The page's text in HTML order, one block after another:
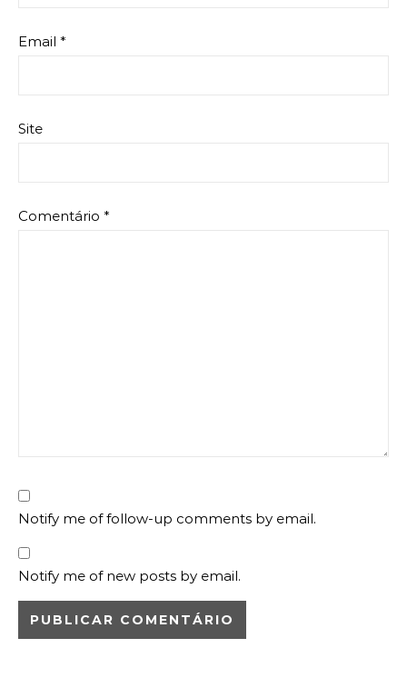
Email *
Site
Comentário *
Notify me of follow-up comments by email.
Notify me of new posts by email.